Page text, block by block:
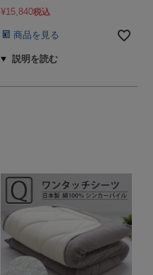
¥15,840税込
商品を見る